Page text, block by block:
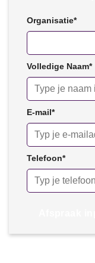
Organisatie*
Volledige Naam*
E-mail*
Telefoon*